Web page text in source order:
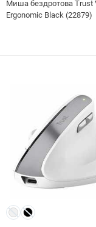
Миша бездротова Trust
Ergonomic Black (22879)